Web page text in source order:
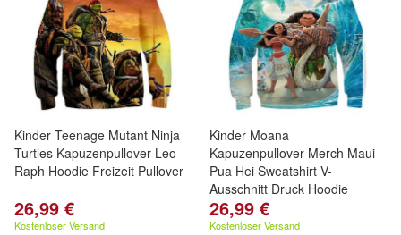
Kinder Teenage Mutant Ninja
Turtles Kapuzenpullover Leo
Raph Hoodie Freizeit Pullover
26,99 €
Kostenloser Versand
Kinder Moana
Kapuzenpullover Merch Maui
Pua Hei Sweatshirt V-
Ausschnitt Druck Hoodie
26,99 €
Kostenloser Versand